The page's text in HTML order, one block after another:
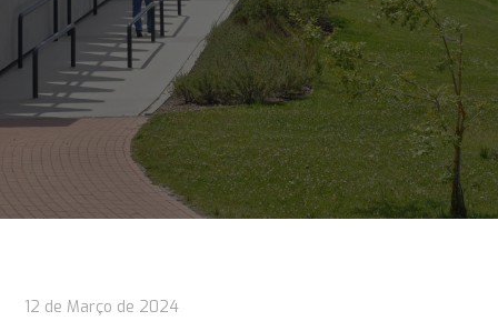
12 de Março de 2024